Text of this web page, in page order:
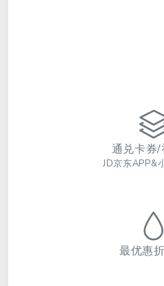
通兑卡券
JD京东APP&
最优惠